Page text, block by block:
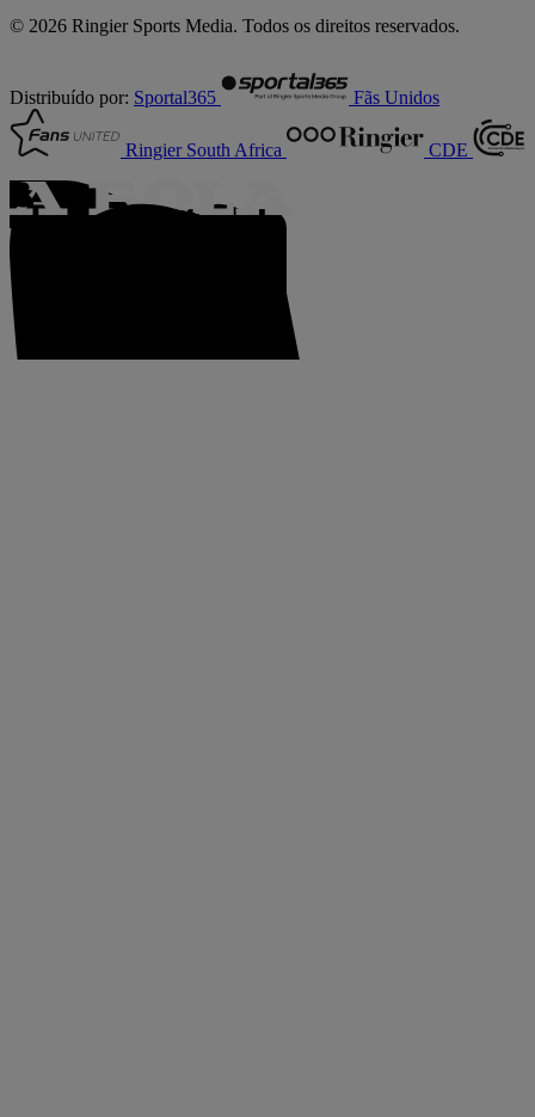
© 2026 Ringier Sports Media. Todos os direitos reservados.
Distribuído por: Sportal365 Fãs Unidos
Ringier South Africa CDE